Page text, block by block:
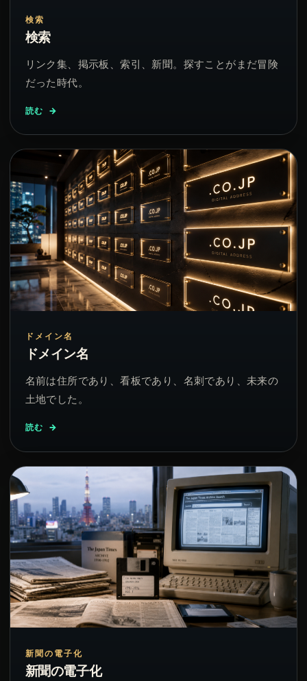
検索
検索
リンク集、掲示板、索引、新聞。探すことがまだ冒険
だった時代。
読む
ドメイン名
ドメイン名
名前は住所であり、看板であり、名刺であり、未来の
土地でした。
読む
新聞の電子化
新聞の電子化